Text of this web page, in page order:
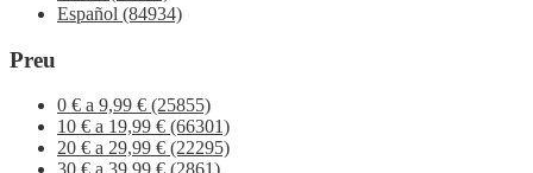
Español (84934)
Preu
0 € a 9,99 € (25855)
10 € a 19,99 € (66301)
20 € a 29,99 € (22295)